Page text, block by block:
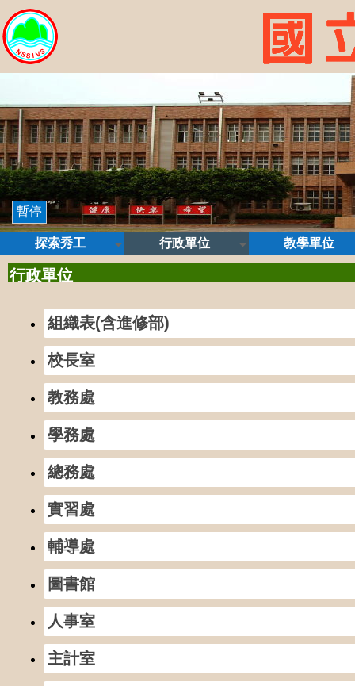
暫停
探索秀工 行政單位 教學單位
行政單位
組織表(含進修部)
校長室
教務處
學務處
總務處
實習處
輔導處
圖書館
人事室
主計室